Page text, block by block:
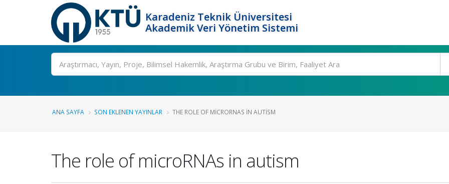
Karadeniz Teknik Üniversitesi
Akademik Veri Yönetim Sistemi
Ara
ANA SAYFA SON EKLENEN YAYINLAR THE ROLE OF MICRORNAS IN AUTISM
The role of microRNAs in autism